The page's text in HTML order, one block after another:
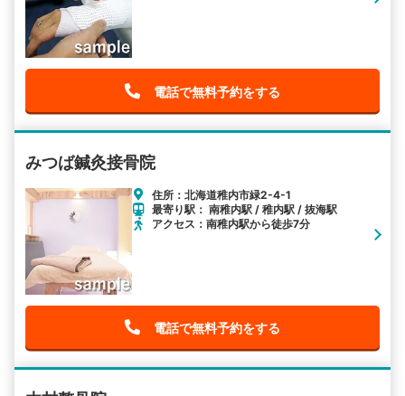
駅から探す
電話で無料予約をする
みつば鍼灸接骨院
住所：北海道稚内市緑2-4-1
最寄り駅： 南稚内駅 / 稚内駅 / 抜海駅
アクセス：南稚内駅から徒歩7分
電話で無料予約をする